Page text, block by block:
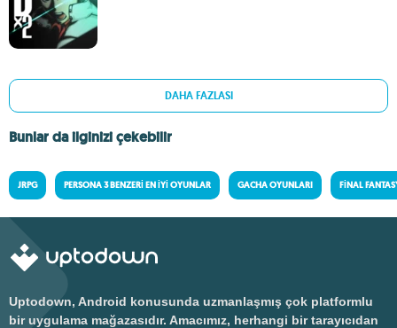
DAHA FAZLASI
Bunlar da ilginizi çekebilir
JRPG PERSONA 3 BENZERI EN İYI OYUNLAR GACHA OYUNLARI FINAL
Uptodown, Android konusunda uzmanlaşmış çok platformlu
bir uygulama mağazasıdır. Amacımız, herhangi bir tarayıcıdan